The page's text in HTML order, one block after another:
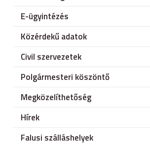
E-ügyintézés
Közérdekű adatok
Civil szervezetek
Polgármesteri köszöntő
Megközelíthetőség
Hírek
Falusi szálláshelyek